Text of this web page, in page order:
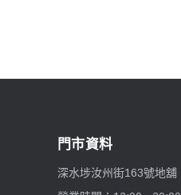
門市資料
深水埗汝州街163號地舖